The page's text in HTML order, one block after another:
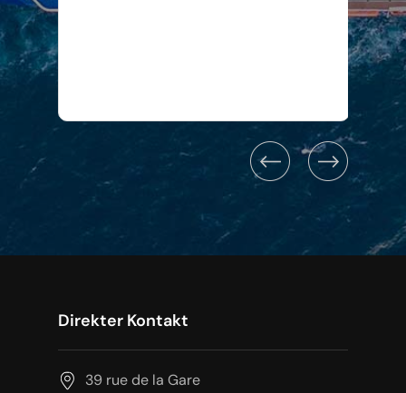
Direkter Kontakt
39 rue de la Gare